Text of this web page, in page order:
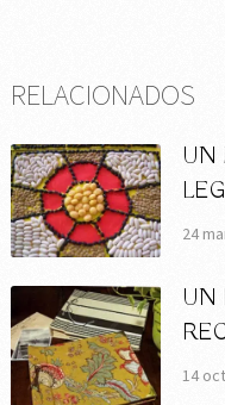
RELACIONADOS
UN
24
UN
14